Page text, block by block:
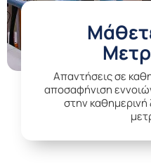
Aπαντήσεις σε
αποσαφήνιση
στην